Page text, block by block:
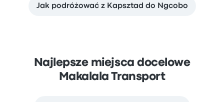
Jak podróżować z Kapsztad do Ngcobo
Najlepsze miejsca docelowe
Makalala Transport